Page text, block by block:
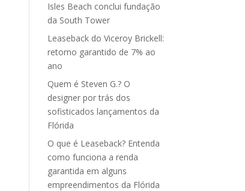
Isles Beach conclui fundação
da South Tower
Leaseback do Viceroy Brickell:
retorno garantido de 7% ao
ano
Quem é Steven G.? O
designer por trás dos
sofisticados lançamentos da
Flórida
O que é Leaseback? Entenda
como funciona a renda
garantida em alguns
empreendimentos da Flórida